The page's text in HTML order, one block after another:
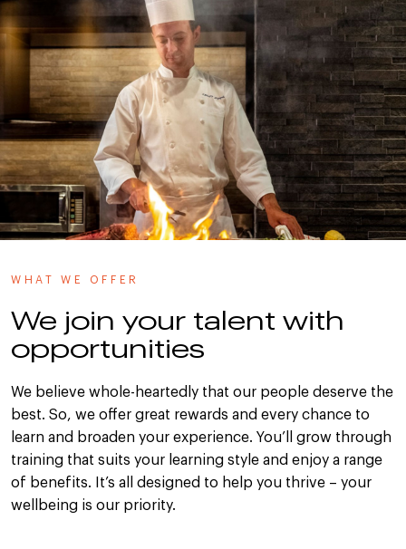
WHAT WE OFFER
We join your talent with
opportunities
We believe whole-heartedly that our people deserve the
best. So, we offer great rewards and every chance to
learn and broaden your experience. You’ll grow through
training that suits your learning style and enjoy a range
of benefits. It’s all designed to help you thrive – your
wellbeing is our priority.